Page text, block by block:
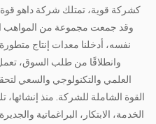
كشركة قوية، تمتلك شركة داهو قوة
وقد جمعت مجموعة من المواهب
نفسه، أدخلنا معدات إنتاج
وانطلاقًا من طلب السوق، تعمل
العلمي والتكنولوجي والسعي
القوة الشاملة للشركة. منذ
الخدمة، الابتكار، البراغماتية